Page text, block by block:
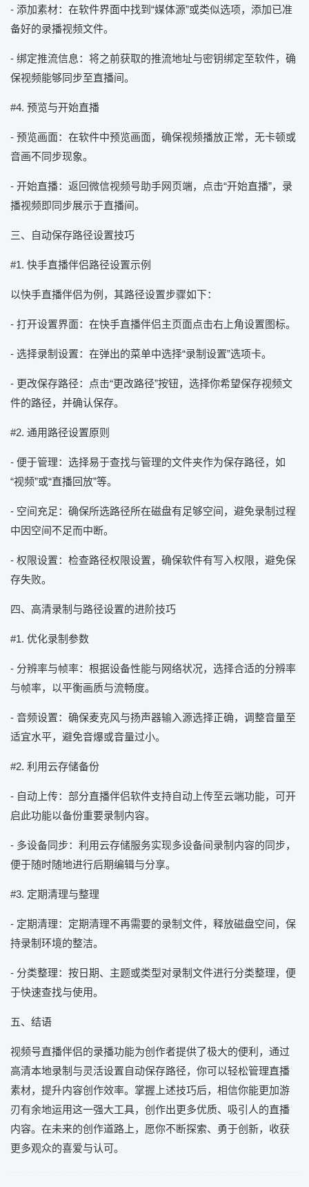
- 添加素材：在软件界面中找到“媒体源”或类似选项，添加已准
备好的录播视频文件。
- 绑定推流信息：将之前获取的推流地址与密钥绑定至软件，确
保视频能够同步至直播间。
#4. 预览与开始直播
- 预览画面：在软件中预览画面，确保视频播放正常，无卡顿或
音画不同步现象。
- 开始直播：返回微信视频号助手网页端，点击“开始直播”，录
播视频即同步展示于直播间。
三、自动保存路径设置技巧
#1. 快手直播伴侣路径设置示例
以快手直播伴侣为例，其路径设置步骤如下：
- 打开设置界面：在快手直播伴侣主页面点击右上角设置图标。
- 选择录制设置：在弹出的菜单中选择“录制设置”选项卡。
- 更改保存路径：点击“更改路径”按钮，选择你希望保存视频文
件的路径，并确认保存。
#2. 通用路径设置原则
- 便于管理：选择易于查找与管理的文件夹作为保存路径，如
“视频”或“直播回放”等。
- 空间充足：确保所选路径所在磁盘有足够空间，避免录制过程
中因空间不足而中断。
- 权限设置：检查路径权限设置，确保软件有写入权限，避免保
存失败。
四、高清录制与路径设置的进阶技巧
#1. 优化录制参数
- 分辨率与帧率：根据设备性能与网络状况，选择合适的分辨率
与帧率，以平衡画质与流畅度。
- 音频设置：确保麦克风与扬声器输入源选择正确，调整音量至
适宜水平，避免音爆或音量过小。
#2. 利用云存储备份
- 自动上传：部分直播伴侣软件支持自动上传至云端功能，可开
启此功能以备份重要录制内容。
- 多设备同步：利用云存储服务实现多设备间录制内容的同步，
便于随时随地进行后期编辑与分享。
#3. 定期清理与整理
- 定期清理：定期清理不再需要的录制文件，释放磁盘空间，保
持录制环境的整洁。
- 分类整理：按日期、主题或类型对录制文件进行分类整理，便
于快速查找与使用。
五、结语
视频号直播伴侣的录播功能为创作者提供了极大的便利，通过
高清本地录制与灵活设置自动保存路径，你可以轻松管理直播
素材，提升内容创作效率。掌握上述技巧后，相信你能更加游
刃有余地运用这一强大工具，创作出更多优质、吸引人的直播
内容。在未来的创作道路上，愿你不断探索、勇于创新，收获
更多观众的喜爱与认可。